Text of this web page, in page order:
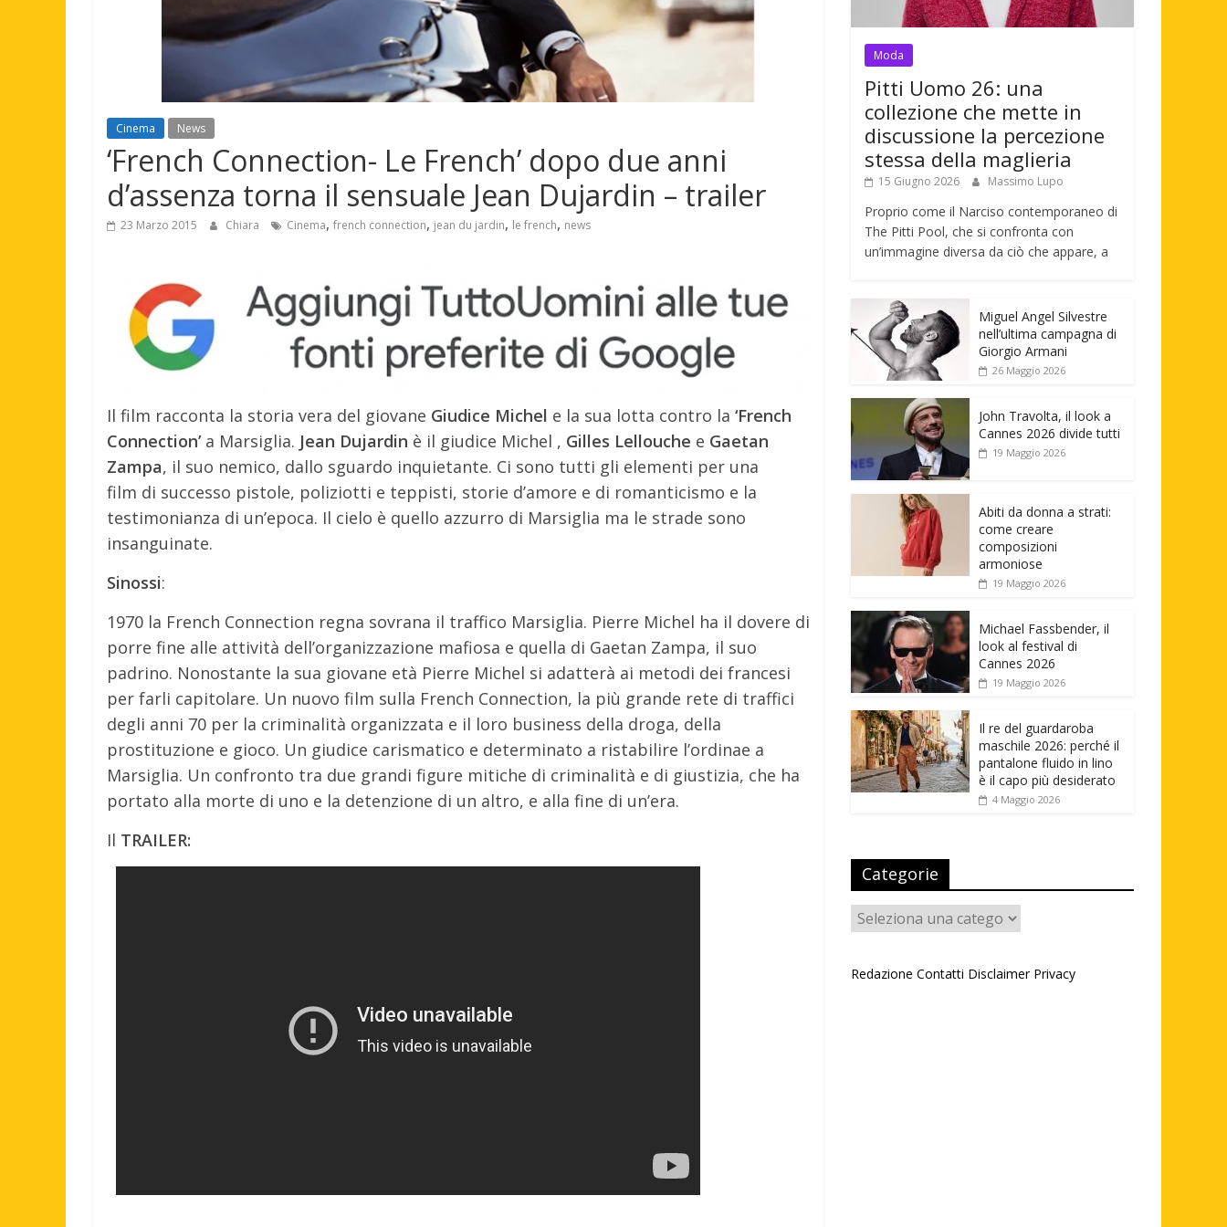
Cinema News
‘French Connection- Le French’ dopo due anni
d’assenza torna il sensuale Jean Dujardin – trailer
23 Marzo 2015 Chiara Cinema, french connection, jean du jardin, le french, news
Il film racconta la storia vera del giovane Giudice Michel e la sua lotta contro la ‘French
Connection’a Marsiglia. Jean Dujardin è il giudice Michel , Gilles Lellouche e Gaetan
Zampa, il suo nemico, dallo sguardo inquietante. Ci sono tutti gli elementi per una
film di successo pistole, poliziotti e teppisti, storie d’amore e di romanticismo e la
testimonianza di un’epoca. Il cielo è quello azzurro di Marsiglia ma le strade sono
insanguinate.
Sinossi:
1970 la French Connection regna sovrana il traffico Marsiglia. Pierre Michel ha il dovere di
porre fine alle attività dell’organizzazione mafiosa e quella di Gaetan Zampa, il suo
padrino. Nonostante la sua giovane età Pierre Michel si adatterà ai metodi dei francesi
per farli capitolare. Un nuovo film sulla French Connection, la più grande rete di traffici
degli anni 70 per la criminalità organizzata e il loro business della droga, della
prostituzione e gioco. Un giudice carismatico e determinato a ristabilire l’ordinae a
Marsiglia. Un confronto tra due grandi figure mitiche di criminalità e di giustizia, che ha
portato alla morte di uno e la detenzione di un altro, e alla fine di un’era.
Il TRAILER:
Moda
Pitti Uomo 26: una
collezione che mette in
discussione la percezione
stessa della maglieria
15 Giugno 2026 Massimo Lupo
Proprio come il Narciso contemporaneo di
The Pitti Pool, che si confronta con
un’immagine diversa da ciò che appare, a
Miguel Angel Silvestre
nell’ultima campagna di
Giorgio Armani
26 Maggio 2026
John Travolta, il look a
Cannes 2026 divide tutti
19 Maggio 2026
Abiti da donna a strati:
come creare
composizioni
armoniose
19 Maggio 2026
Michael Fassbender, il
look al festival di
Cannes 2026
19 Maggio 2026
Il re del guardaroba
maschile 2026: perché il
pantalone fluido in lino
è il capo più desiderato
4 Maggio 2026
Categorie
Categorie
Redazione Contatti Disclaimer Privacy